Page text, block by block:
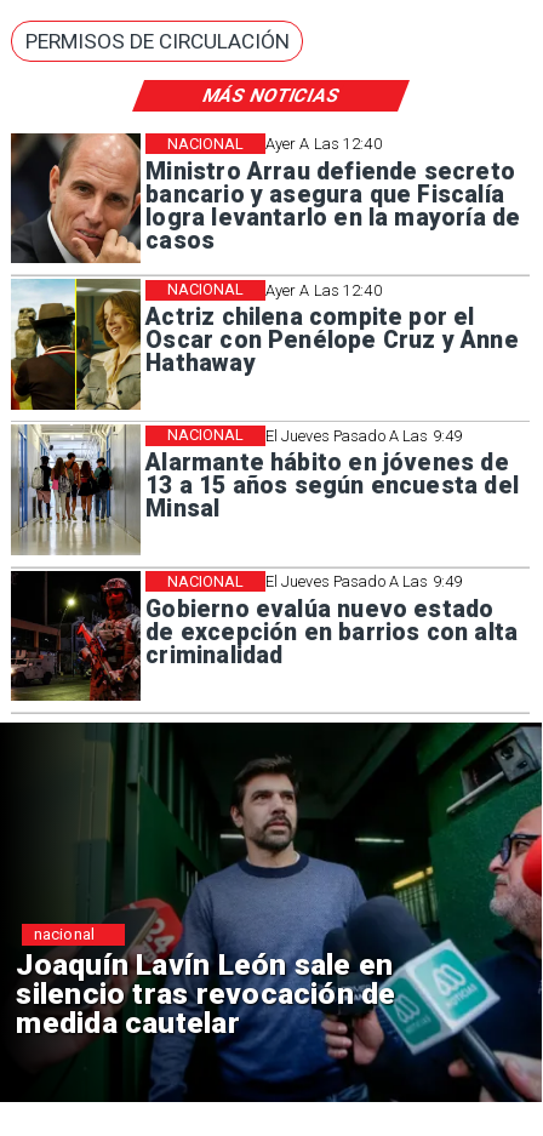
MÁS NOTICIAS
Ayer A Las 12:40
Ministro Arrau defiende secreto
bancario y asegura que Fiscalía
logra levantarlo en la mayoría de
casos
NACIONAL
Ayer A Las 12:40
Actriz chilena compite por el
Oscar con Penélope Cruz y Anne
Hathaway
NACIONAL
El Jueves Pasado A Las 9:49
Alarmante hábito en jóvenes de
13 a 15 años según encuesta del
Minsal
NACIONAL
El Jueves Pasado A Las 9:49
Gobierno evalúa nuevo estado
de excepción en barrios con alta
criminalidad
NACIONAL
PERMISOS DE CIRCULACIÓN
Lavín León sale en
tras revocación de
Chile y
nacional